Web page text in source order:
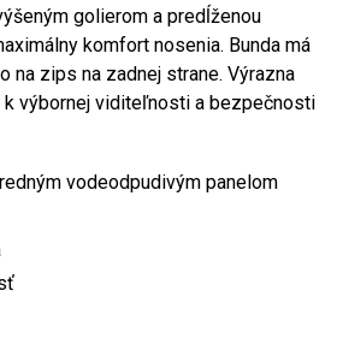
golierom a predĺženou
komfort nosenia. Bunda má
na zips na zadnej strane. Výrazna
výbornej viditeľnosti a bezpečnosti
vodeodpudivým panelom